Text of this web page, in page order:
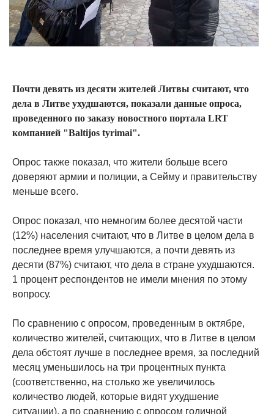
Почти девять из десяти жителей Литвы считают, что
дела в Литве ухудшаются, показали данные опроса,
проведенного по заказу новостного портала LRT
компанией "Baltijos tyrimai".
Опрос также показал, что жители больше всего
доверяют армии и полиции, а Сейму и правительству
меньше всего.
Опрос показал, что немногим более десятой части
(12%) населения считают, что в Литве в целом дела в
последнее время улучшаются, а почти девять из
десяти (87%) считают, что дела в стране ухудшаются.
1 процент респондентов не имели мнения по этому
вопросу.
По сравнению с опросом, проведенным в октябре,
количество жителей, считающих, что в Литве в целом
дела обстоят лучше в последнее время, за последний
месяц уменьшилось на три процентных пункта
(соответственно, на столько же увеличилось
количество людей, которые видят ухудшение
ситуации), а по сравнению с опросом годичной